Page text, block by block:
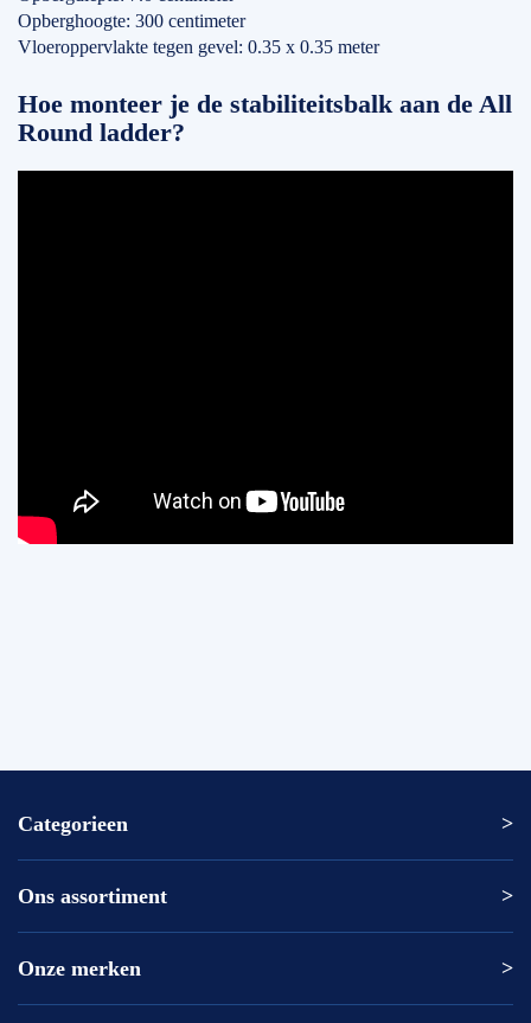
Opberghoogte: 300 centimeter
Vloeroppervlakte tegen gevel: 0.35 x 0.35 meter
Hoe monteer je de stabiliteitsbalk aan de All
Round ladder?
Categorieen
Altrex ladder
Altrex trap
Altrex kamersteiger
Rolsteiger kopen
Ons assortiment
Altrex
ASC
Onze merken